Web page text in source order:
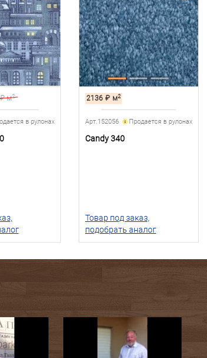
₽ м2
в рулонах
2136 ₽ м2
Арт.152056 Продается в рулонах
Candy 340
Товар под заказ,
подобрать аналог